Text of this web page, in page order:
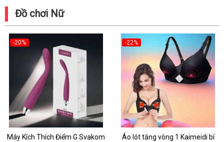
Đồ chơi Nữ
-20%
Máy Kích Thích Điểm G Svakom
-22%
Áo lót tăng vòng 1 Kaimeidi bí